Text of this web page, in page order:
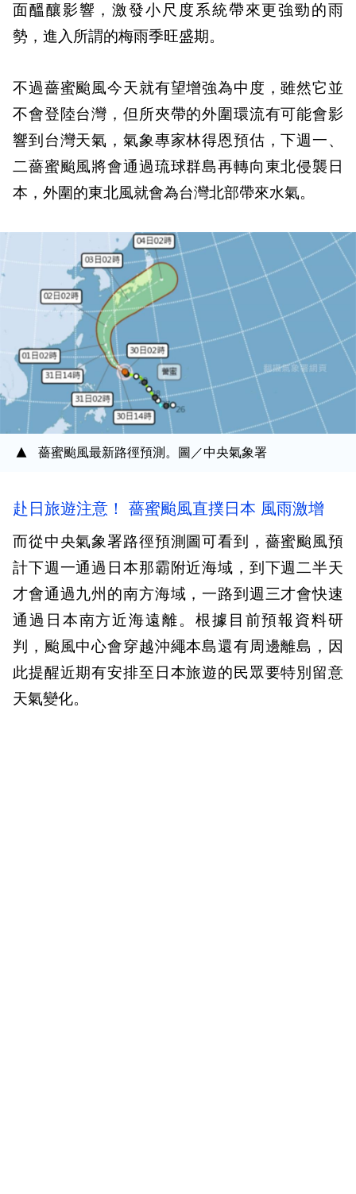
面醞釀影響，激發小尺度系統帶來更強勁的雨
勢，進入所謂的梅雨季旺盛期。
不過薔蜜颱風今天就有望增強為中度，雖然它並
不會登陸台灣，但所夾帶的外圍環流有可能會影
響到台灣天氣，氣象專家林得恩預估，下週一、
二薔蜜颱風將會通過琉球群島再轉向東北侵襲日
本，外圍的東北風就會為台灣北部帶來水氣。
薔蜜颱風最新路徑預測。圖／中央氣象署
赴日旅遊注意！ 薔蜜颱風直撲日本 風雨激增
而從中央氣象署路徑預測圖可看到，薔蜜颱風預
計下週一通過日本那霸附近海域，到下週二半天
才會通過九州的南方海域，一路到週三才會快速
通過日本南方近海遠離。根據目前預報資料研
判，颱風中心會穿越沖繩本島還有周邊離島，因
此提醒近期有安排至日本旅遊的民眾要特別留意
天氣變化。